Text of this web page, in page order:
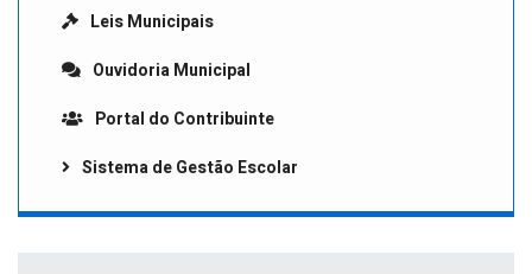
Leis Municipais
Ouvidoria Municipal
Portal do Contribuinte
Sistema de Gestão Escolar